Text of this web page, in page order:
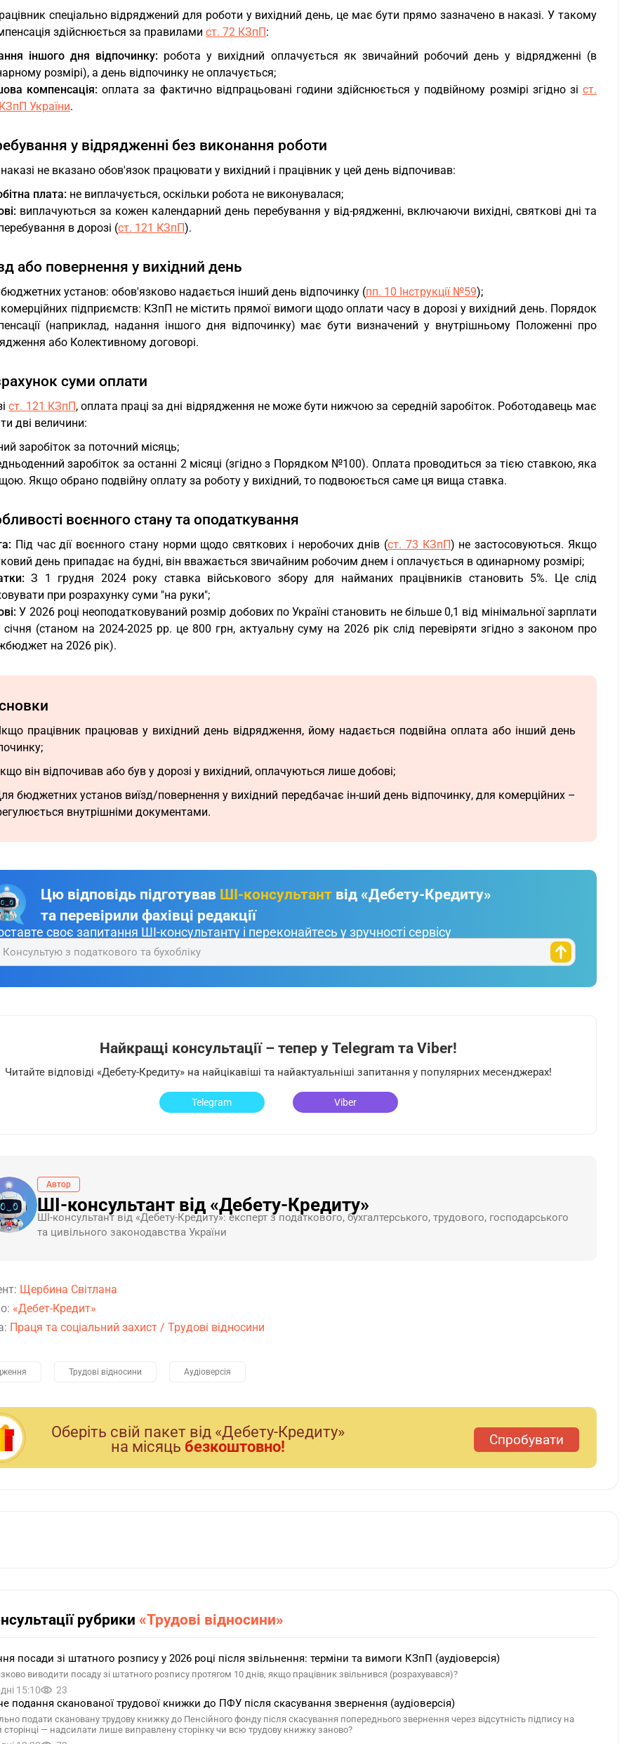
спеціально відряджений для роботи у вихідний день, це має бути прямо зазначено в наказі. У такому
здійснюється за правилами ст. 72 КЗпП:
іншого дня відпочинку: робота у вихідний оплачується як звичайний робочий день у відрядженні (в
розмірі), а день відпочинку не оплачується;
компенсація: оплата за фактично відпрацьовані години здійснюється у подвійному розмірі згідно зіст.
України.
у відрядженні без виконання роботи
не вказано обов'язок працювати у вихідний і працівник у цей день відпочивав:
плата: не виплачується, оскільки робота не виконувалася;
виплачуються за кожен календарний день перебування у від-рядженні, включаючи вихідні, святкові дні та
в дорозі (ст. 121 КЗпП).
або повернення у вихідний день
установ: обов'язково надається інший день відпочинку (пп. 10 Інструкції №59);
підприємств: КЗпП не містить прямої вимоги щодо оплати часу в дорозі у вихідний день. Порядок
(наприклад, надання іншого дня відпочинку) має бути визначений у внутрішньому Положенні про
або Колективному договорі.
суми оплати
ст. 121 КЗпП, оплата праці за дні відрядження не може бути нижчою за середній заробіток. Роботодавець має
дві величини:
заробіток за поточний місяць;
заробіток за останні 2 місяці (згідно з Порядком №100). Оплата проводиться за тією ставкою, яка
Якщо обрано подвійну оплату за роботу у вихідний, то подвоюється саме ця вища ставка.
воєнного стану та оподаткування
Під час дії воєнного стану норми щодо святкових і неробочих днів (ст. 73 КЗпП) не застосовуються. Якщо
день припадає на будні, він вважається звичайним робочим днем і оплачується в одинарному розмірі;
З 1 грудня 2024 року ставка військового збору для найманих працівників становить 5%. Це слід
при розрахунку суми "на руки";
У 2026 році неоподатковуваний розмір добових по Україні становить не більше 0,1 від мінімальної зарплати
(станом на 2024-2025 рр. це 800 грн, актуальну суму на 2026 рік слід перевіряти згідно з законом про
на 2026 рік).
працівник працював у вихідний день відрядження, йому надається подвійна оплата або інший день
він відпочивав або був у дорозі у вихідний, оплачуються лише добові;
бюджетних установ виїзд/повернення у вихідний передбачає ін-ший день відпочинку, для комерційних –
внутрішніми документами.
Цю відповідь підготував ШІ-консультант від «Дебету-Кредиту»
та перевірили фахівці редакції
своє запитання ШІ-консультанту і переконайтесь у зручності сервісу
Консультую з податкового та бухобліку
Найкращі консультації – тепер у Telegram та Viber!
Читайте відповіді «Дебету-Кредиту» на найцікавіші та найактуальніші запитання у популярних месенджерах!
Telegram Viber
Автор
ШІ-консультант від «Дебету-Кредиту»
ШI-консультант від «Дебету-Кредиту»: експерт з податкового, бухгалтерського, трудового, господарського
та цивільного законодавства України
Щербина Світлана
«Дебет-Кредит»
Праця та соціальний захист / Трудові відносини
Трудові відносини Аудіоверсія
Оберiть свiй пакет вiд «Дебету-Кредиту»
на мiсяць безкоштовно! Спробувати
рубрики «Трудові відносини»
посади зі штатного розпису у 2026 році після звільнення: терміни та вимоги КЗпП (аудіоверсія)
виводити посаду зі штатного розпису протягом 10 днів, якщо працівник звільнився (розрахувався)?
15:10 23
подання сканованої трудової книжки до ПФУ після скасування звернення (аудіоверсія)
подати скановану трудову книжку до Пенсійного фонду після скасування попереднього звернення через відсутність підпису на
сторінці — надсилати лише виправлену сторінку чи всю трудову книжку заново?